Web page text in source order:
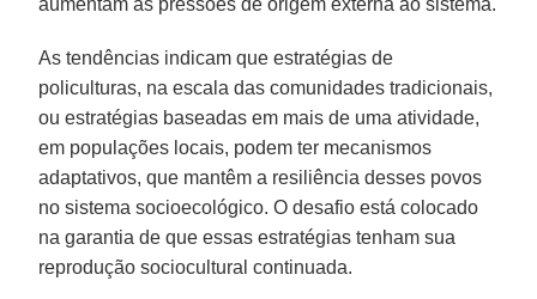
As tendências indicam que estratégias de
policulturas, na escala das comunidades tradicionais,
ou estratégias baseadas em mais de uma atividade,
em populações locais, podem ter mecanismos
adaptativos, que mantêm a resiliência desses povos
no sistema socioecológico. O desafio está colocado
na garantia de que essas estratégias tenham sua
reprodução sociocultural continuada.